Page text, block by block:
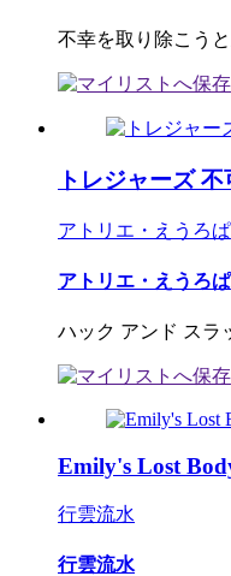
不幸を取り除こう
トレジャーズ
アトリエ・えうろぱ
アトリエ・えうろぱ
ハック アンド スラ
Emily's Lost
行雲流水
行雲流水